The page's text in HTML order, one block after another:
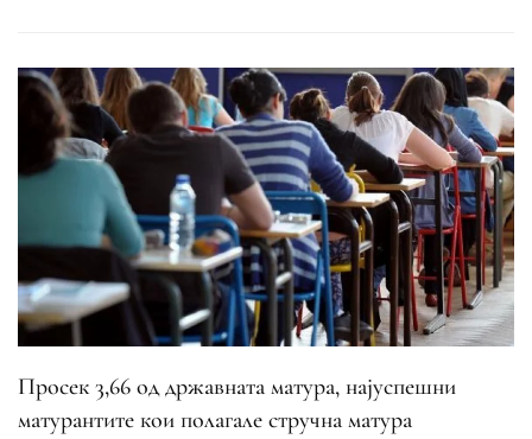
Просек 3,66 од државната матура, најуспешни
матурантите кои полагале стручна матура